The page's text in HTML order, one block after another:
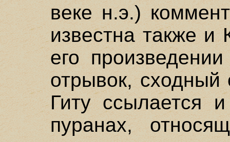
веке н.э.)
известна также и
его
отрывок,
Гиту ссылается
пуранах,